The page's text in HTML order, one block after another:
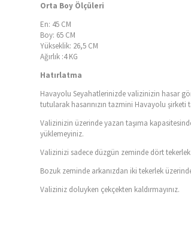
Orta Boy Ölçüleri
En: 45 CM
Boy: 65 CM
Yükseklik: 26,5 CM
Ağırlık :4 KG
Hatırlatma
Havayolu Seyahatlerinizde valizinizin hasar
tutularak hasarınızın tazmini Havayolu şirketi
Valizinizin üzerinde yazan taşıma
yüklemeyiniz.
Valizinizi sadece düzgün zeminde dört
Bozuk zeminde arkanızdan iki tekerlek
Valiziniz doluyken çekçekten kaldırmayınız.